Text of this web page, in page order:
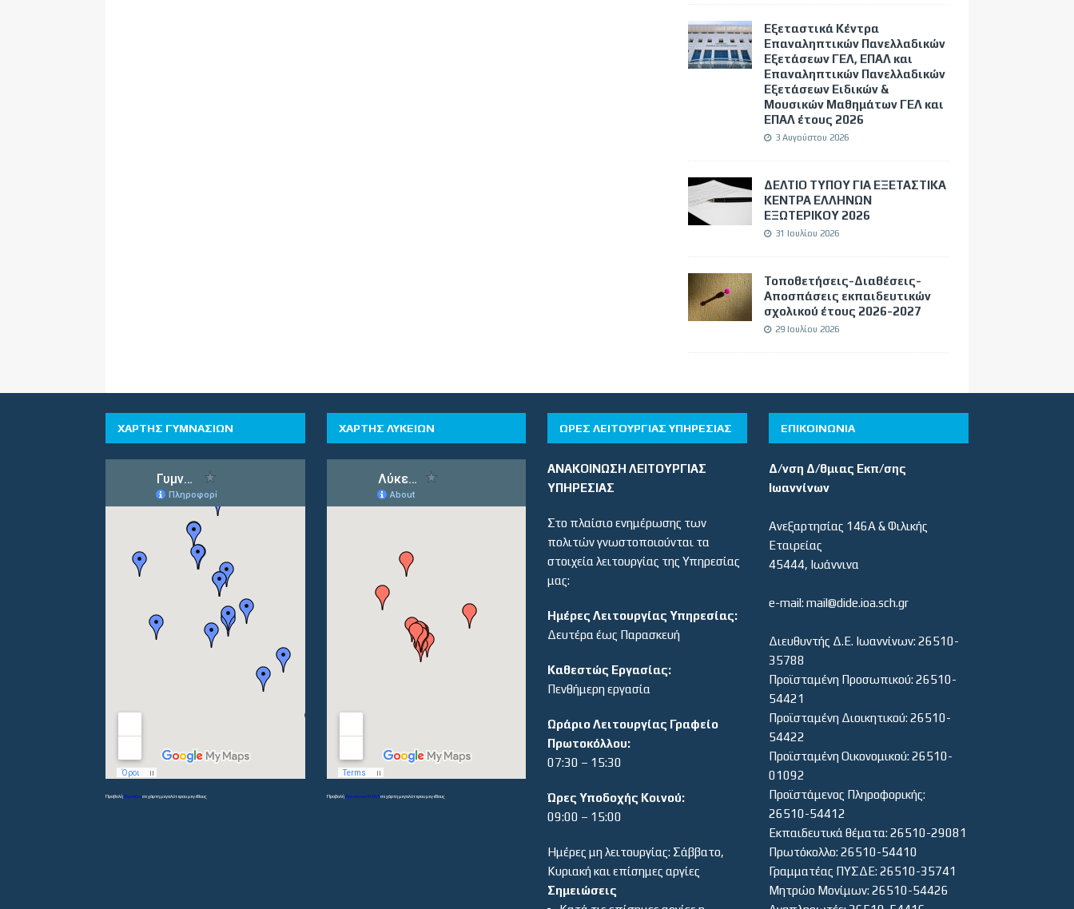
Εξεταστικά Κέντρα
Επαναληπτικών Πανελλαδικών
Εξετάσεων ΓΕΛ, ΕΠΑΛ και
Επαναληπτικών Πανελλαδικών
Εξετάσεων Ειδικών &
Μουσικών Μαθημάτων ΓΕΛ και
ΕΠΑΛ έτους 2026
3 Αυγούστου 2026
ΔΕΛΤΙΟ ΤΥΠΟΥ ΓΙΑ ΕΞΕΤΑΣΤΙΚΑ
ΚΕΝΤΡΑ ΕΛΛΗΝΩΝ
ΕΞΩΤΕΡΙΚΟΥ 2026
31 Ιουλίου 2026
Τοποθετήσεις-Διαθέσεις-
Αποσπάσεις εκπαιδευτικών
σχολικού έτους 2026-2027
29 Ιουλίου 2026
ΧΑΡΤΗΣ ΓΥΜΝΑΣΙΩΝ
ΠροβολήΓυμνάσιασε χάρτη μεγαλύτερου μεγέθους
ΧΑΡΤΗΣ ΛΥΚΕΙΩΝ
ΠροβολήΛύκεια και ΕΠΑΛσε χάρτη μεγαλύτερου μεγέθους
ΏΡΕΣ ΛΕΙΤΟΥΡΓΊΑΣ ΥΠΗΡΕΣΊΑΣ
ΑΝΑΚΟΙΝΩΣΗ ΛΕΙΤΟΥΡΓΙΑΣ
ΥΠΗΡΕΣΙΑΣ
Στο πλαίσιο ενημέρωσης των
πολιτών γνωστοποιούνται τα
στοιχεία λειτουργίας της Υπηρεσίας
μας:
Ημέρες Λειτουργίας Υπηρεσίας:
Δευτέρα έως Παρασκευή
Καθεστώς Εργασίας:
Πενθήμερη εργασία
Ωράριο Λειτουργίας Γραφείο
Πρωτοκόλλου:
07:30 – 15:30
Ώρες Υποδοχής Κοινού:
09:00 – 15:00
Ημέρες μη λειτουργίας: Σάββατο,
Κυριακή και επίσημες αργίες
Σημειώσεις
ΕΠΙΚΟΙΝΩΝΙΑ
Δ/νση Δ/θμιας Εκπ/σης
Ιωαννίνων
Ανεξαρτησίας 146Α & Φιλικής
Εταιρείας
45444, Ιωάννινα
e-mail: mail@dide.ioa.sch.gr
Διευθυντής Δ.Ε. Ιωαννίνων: 26510-
35788
Προϊσταμένη Προσωπικού: 26510-
54421
Προϊσταμένη Διοικητικού: 26510-
54422
Προϊσταμένη Οικονομικού: 26510-
01092
Προϊστάμενος Πληροφορικής:
26510-54412
Εκπαιδευτικά θέματα: 26510-29081
Πρωτόκολλο: 26510-54410
Γραμματέας ΠΥΣΔΕ: 26510-35741
Μητρώο Μονίμων: 26510-54426